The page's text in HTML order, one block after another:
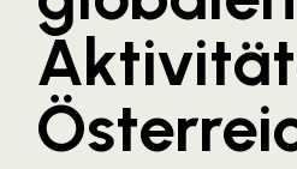
Artweger
AustroCel Hallein
Blaguss